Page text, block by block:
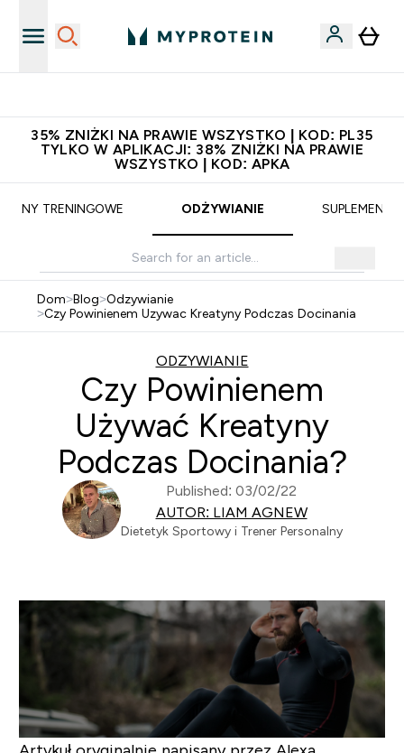
35% ZNIŻKI NA PRAWIE WSZYSTKO | KOD: PL35
TYLKO W APLIKACJI: 38% ZNIŻKI NA PRAWIE
WSZYSTKO | KOD: APKA
PLANY TRENINGOWE ODŻYWIANIE SUPLEMENTY
Dom>Blog>Odzywianie
>Czy Powinienem Uzywac Kreatyny Podczas Docinania
ODZYWIANIE
Czy Powinienem
Używać Kreatyny
Podczas Docinania?
Published: 03/02/22
AUTOR: LIAM AGNEW
Dietetyk Sportowy i Trener Personalny